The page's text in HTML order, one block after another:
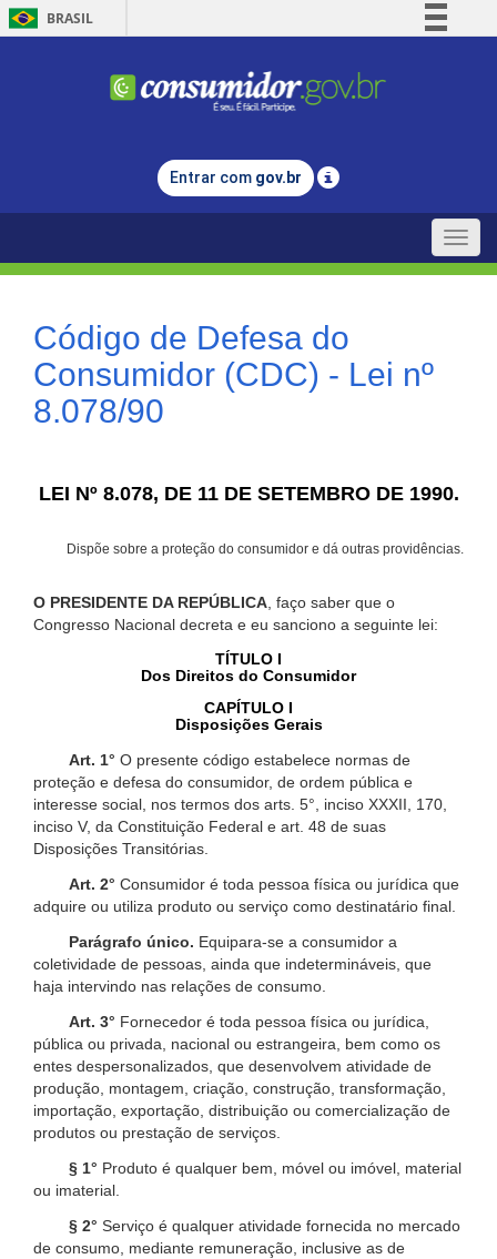
BRASIL
Comunica BR
Legislação
Entrar com gov.br
Toggle
Código de Defesa do
Consumidor (CDC) - Lei nº
8.078/90
LEI Nº 8.078, DE 11 DE SETEMBRO DE 1990.
Dispõe sobre a proteção do consumidor e dá outras providências.
O PRESIDENTE DA REPÚBLICA , faço saber que o
Congresso Nacional decreta e eu sanciono a seguinte lei:
TÍTULO I
Dos Direitos do Consumidor
CAPÍTULO I
Disposições Gerais
Art. 1° O presente código estabelece normas de
proteção e defesa do consumidor, de ordem pública e
interesse social, nos termos dos arts. 5°, inciso XXXII, 170,
inciso V, da Constituição Federal e art. 48 de suas
Disposições Transitórias.
Art. 2° Consumidor é toda pessoa física ou jurídica que
adquire ou utiliza produto ou serviço como destinatário final.
Parágrafo único. Equipara-se a consumidor a
coletividade de pessoas, ainda que indetermináveis, que
haja intervindo nas relações de consumo.
Art. 3° Fornecedor é toda pessoa física ou jurídica,
pública ou privada, nacional ou estrangeira, bem como os
entes despersonalizados, que desenvolvem atividade de
produção, montagem, criação, construção, transformação,
importação, exportação, distribuição ou comercialização de
produtos ou prestação de serviços.
§ 1° Produto é qualquer bem, móvel ou imóvel, material
ou imaterial.
§ 2° Serviço é qualquer atividade fornecida no mercado
de consumo, mediante remuneração, inclusive as de